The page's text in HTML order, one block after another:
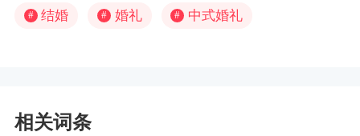
婚礼深受中国文化影响。它的主要流程有，端坐
的婚姻幸福。&nbsp;而人前式的婚礼方式则是类
择性广。之后便会在双方亲戚，家人和朋友面
拍摄当天的流程，如果时间比较紧凑的情况下，
是什么样。而婚礼当天的清早，一般8:30-9:30这
# 结婚 # 婚礼 # 中式婚礼
相关词条